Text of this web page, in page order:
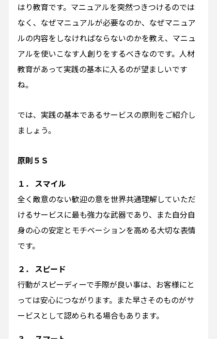
はり教育です。マニュアルを突然つきつけるのでは
なく、なぜマニュアルが必要なのか、なぜマニュア
ルの内容をしなければならないのかを教え、マニュ
アルを使いこなす人創りをするべきなのです。人材
教育があって実践の基本に入るのが望ましいです
ね。
では、実践の基本であるサービスの原則をご紹介し
ましょう。
原則５Ｓ
１． スマイル
全く敵意のない歓迎の意を世界共通理解していただ
けるサービスに最も強力な武器であり、また自分自
身の心の安定とモチベーションを高める大切な表情
です。
２． スピード
行動がスピーディーで手際が良い事は、お客様にと
っては安心につながります。また早さそのものがサ
ービスとして認められる場合もあります。